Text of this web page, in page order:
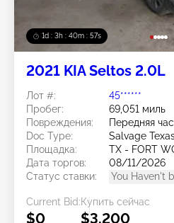
1d : 3h : 40m : 54s
2021 KIA Seltos 2.0L
Лот #:
45******
Пробег:
69,051 миль
Повреждения:
Передняя
Doc Type:
Salvage
Площадка:
TX - FORT
Дата торгов:
08/11/2026
Статус ставки:
You Haven't
Current Bid:
$0
Купить сейчас
$3,200